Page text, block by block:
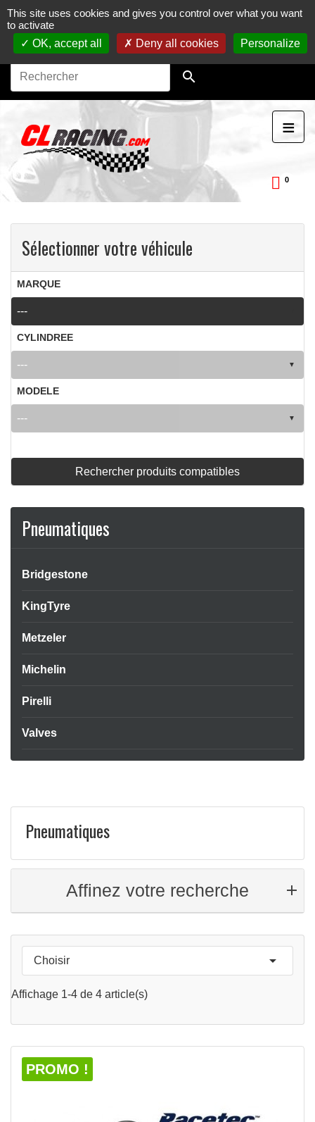
Journées, stages et baptêmes moto sur circuit.Vente en
ligne de pièces détachées moto.
préparation moto

≡
0
Sélectionner votre véhicule
MARQUE
CYLINDREE
MODELE
Rechercher produits compatibles
Pneumatiques
Bridgestone
KingTyre
Metzeler
Michelin
Pirelli
Valves
Pneumatiques
Affinez votre recherche
Choisir 
Affichage 1-4 de 4 article(s)
PROMO !
APERÇU RAPIDE
This site uses cookies and gives you control over what you want
to activate
OK, accept all
Deny all cookies Personalize